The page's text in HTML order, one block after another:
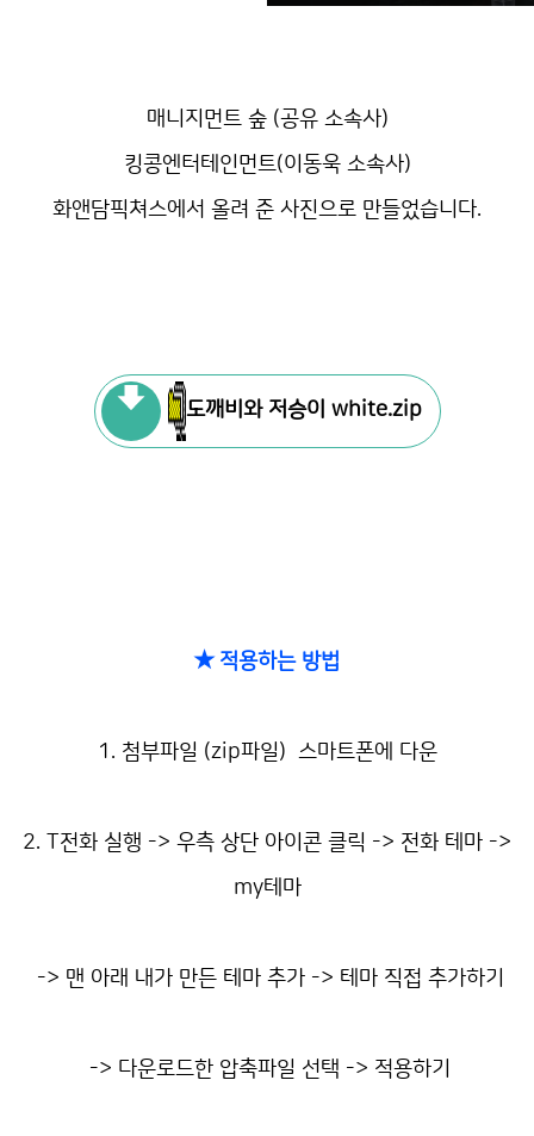
매니지먼트 숲 (공유 소속사)
킹콩엔터테인먼트(이동욱 소속사)
화앤담픽쳐스에서 올려 준 사진으로 만들었습니다.
도깨비와 저승이 white.zip
★ 적용하는 방법
1. 첨부파일 (zip파일) 스마트폰에 다운
2. T전화 실행 -> 우측 상단 아이콘 클릭 -> 전화 테마 ->
my테마
-> 맨 아래 내가 만든 테마 추가 -> 테마 직접 추가하기
-> 다운로드한 압축파일 선택 -> 적용하기